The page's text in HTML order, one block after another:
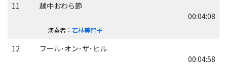
11
越中おわら節
00:04:08
演奏者： 若林美智子
12
フール･オン･ザ･ヒル
00:04:58